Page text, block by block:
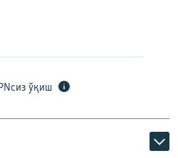
ўқиш